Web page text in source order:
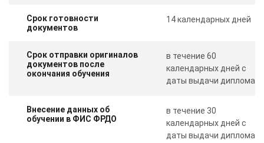
Срок готовности
документов
14 календарных дней
Срок отправки оригиналов
документов после
окончания обучения
в течение 60
календарных дней с
даты выдачи диплома
Внесение данных об
обучении в ФИС ФРДО
в течение 30
календарных дней с
даты выдачи диплома